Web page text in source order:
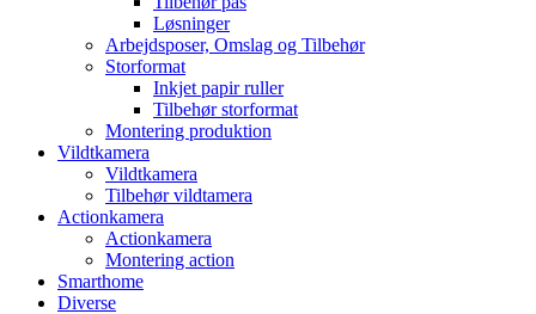
Løsninger
Arbejdsposer, Omslag og Tilbehør
Storformat
Inkjet papir ruller
Tilbehør storformat
Montering produktion
Vildtkamera
Vildtkamera
Tilbehør vildtamera
Actionkamera
Actionkamera
Montering action
Smarthome
Diverse